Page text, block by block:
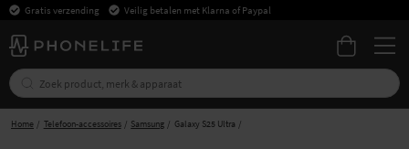
Gratis verzending Veilig betalen met Klarna of Paypal
Home Telefoon-accessoires Samsung Galaxy S25 Ultra